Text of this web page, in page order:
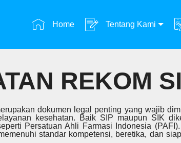
Home Tentang Kami
REKOM
dokumen legal penting yang wajib
kesehatan. Baik SIP maupun SIK
Persatuan Ahli Farmasi Indonesia
standar kompetensi, beretika, dan